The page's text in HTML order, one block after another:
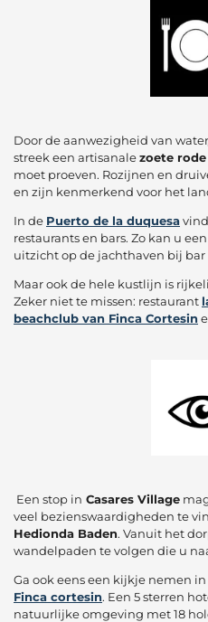
Door de aanwezigheid van
streek een artisanalezoete
moet proeven. Rozijnen en
en zijn kenmerkend voor het
In de Puerto de la duquesa
restaurants en bars. Zo kan u
uitzicht op de jachthaven bij bar
Maar ook de hele kustlijn is
Zeker niet te missen: restaurant
beachclub van Finca Cortesin
Een stop in Casares Village
veel bezienswaardigheden te
Hedionda Baden. Vanuit het
wandelpaden te volgen die u
Ga ook eens een kijkje nemen
Finca cortesin. Een 5 sterren
natuurlijke omgeving met 18